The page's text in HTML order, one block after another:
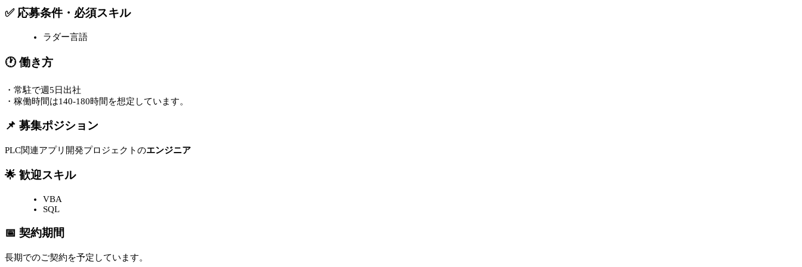
✅ 応募条件・必須スキル
ラダー言語
🕐 働き方
・常駐で週5日出社
・稼働時間は140-180時間を想定しています。
📌 募集ポジション
PLC関連アプリ開発プロジェクトのエンジニア
🌟 歓迎スキル
VBA
SQL
📅 契約期間
長期でのご契約を予定しています。